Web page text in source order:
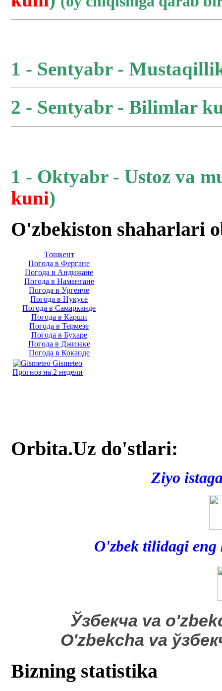
1 - Sentyabr -
2 - Sentyabr - Bilimlar
1 - Oktyabr - Ustoz va
kuni)
O'zbekiston shaharlari
Тoшкент
Погода в Фергане
Погода в Андижане
Погода в Намангане
Погода в Ургенче
Погода в Нукусе
Погода в Самарканде
Погода в Карши
Погода в Термезе
Погода в Бухаре
Погода в Джизаке
Погода в Коканде
Gismeteo
Прогноз на 2 недели
Orbita.Uz do'stlari:
Ziyo
O'zbek tilidagi
​Ўзбекча va
O'zbekcha va
Bizning statistika